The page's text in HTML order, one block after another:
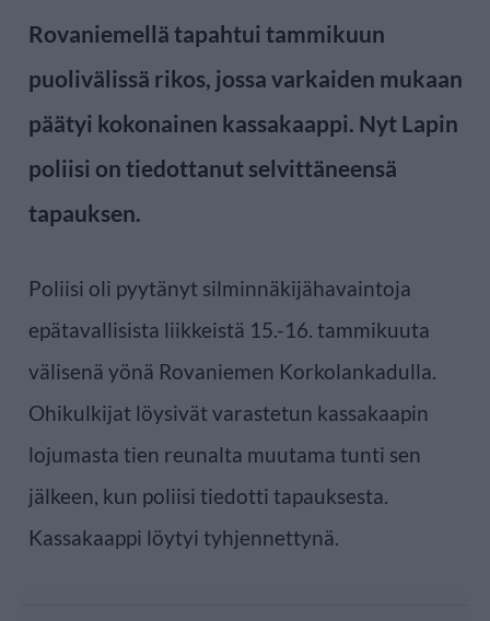
Rovaniemellä tapahtui tammikuun
puolivälissä rikos, jossa varkaiden mukaan
päätyi kokonainen kassakaappi. Nyt Lapin
poliisi on tiedottanut selvittäneensä
tapauksen.
Poliisi oli pyytänyt silminnäkijähavaintoja
epätavallisista liikkeistä 15.-16. tammikuuta
välisenä yönä Rovaniemen Korkolankadulla.
Ohikulkijat löysivät varastetun kassakaapin
lojumasta tien reunalta muutama tunti sen
jälkeen, kun poliisi tiedotti tapauksesta.
Kassakaappi löytyi tyhjennettynä.